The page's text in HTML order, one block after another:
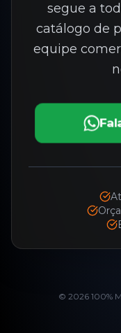
segue a
catálogo de
equipe
© 2026100%